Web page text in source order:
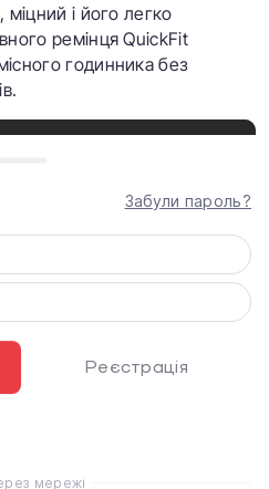
міцний і його легко
ремінця QuickFit
годинника без
Забули пароль?
Реєстрація
мережі